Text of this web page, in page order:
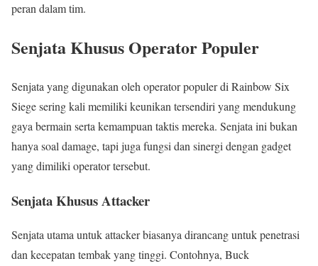
peran dalam tim.
Senjata Khusus Operator Populer
Senjata yang digunakan oleh operator populer di Rainbow Six
Siege sering kali memiliki keunikan tersendiri yang mendukung
gaya bermain serta kemampuan taktis mereka. Senjata ini bukan
hanya soal damage, tapi juga fungsi dan sinergi dengan gadget
yang dimiliki operator tersebut.
Senjata Khusus Attacker
Senjata utama untuk attacker biasanya dirancang untuk penetrasi
dan kecepatan tembak yang tinggi. Contohnya, Buck